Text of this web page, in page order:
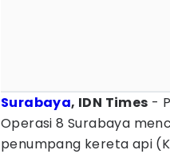
Surabaya, IDN Times -
Operasi 8 Surabaya
penumpang kereta api